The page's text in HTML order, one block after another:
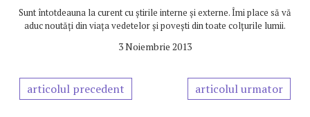
Sunt întotdeauna la curent cu știrile interne și externe. Îmi place să vă
aduc noutăți din viața vedetelor și povești din toate colțurile lumii.
3 Noiembrie 2013
articolul precedent articolul urmator